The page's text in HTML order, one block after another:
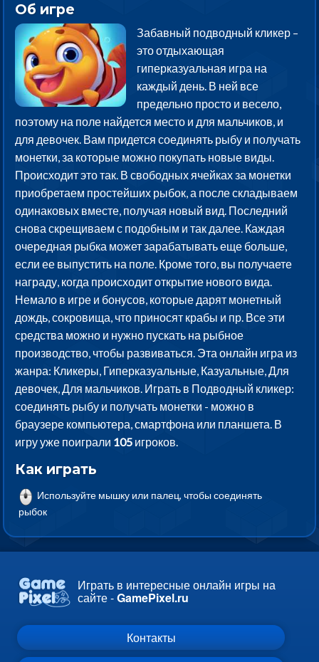
Об игре
Забавный подводный кликер –
это отдыхающая
гиперказуальная игра на
каждый день. В ней все
предельно просто и весело,
поэтому на поле найдется место и для мальчиков, и
для девочек. Вам придется соединять рыбу и получать
монетки, за которые можно покупать новые виды.
Происходит это так. В свободных ячейках за монетки
приобретаем простейших рыбок, а после складываем
одинаковых вместе, получая новый вид. Последний
снова скрещиваем с подобным и так далее. Каждая
очередная рыбка может зарабатывать еще больше,
если ее выпустить на поле. Кроме того, вы получаете
награду, когда происходит открытие нового вида.
Немало в игре и бонусов, которые дарят монетный
дождь, сокровища, что приносят крабы и пр. Все эти
средства можно и нужно пускать на рыбное
производство, чтобы развиваться. Эта онлайн игра из
жанра: Кликеры, Гиперказуальные, Казуальные, Для
девочек, Для мальчиков. Играть в Подводный кликер:
соединять рыбу и получать монетки - можно в
браузере компьютера, смартфона или планшета. В
игру уже поиграли 105 игроков.
Как играть
Используйте мышку или палец, чтобы соединять
рыбок
Играть в интересные онлайн игры на
сайте -GamePixel.ru
Контакты